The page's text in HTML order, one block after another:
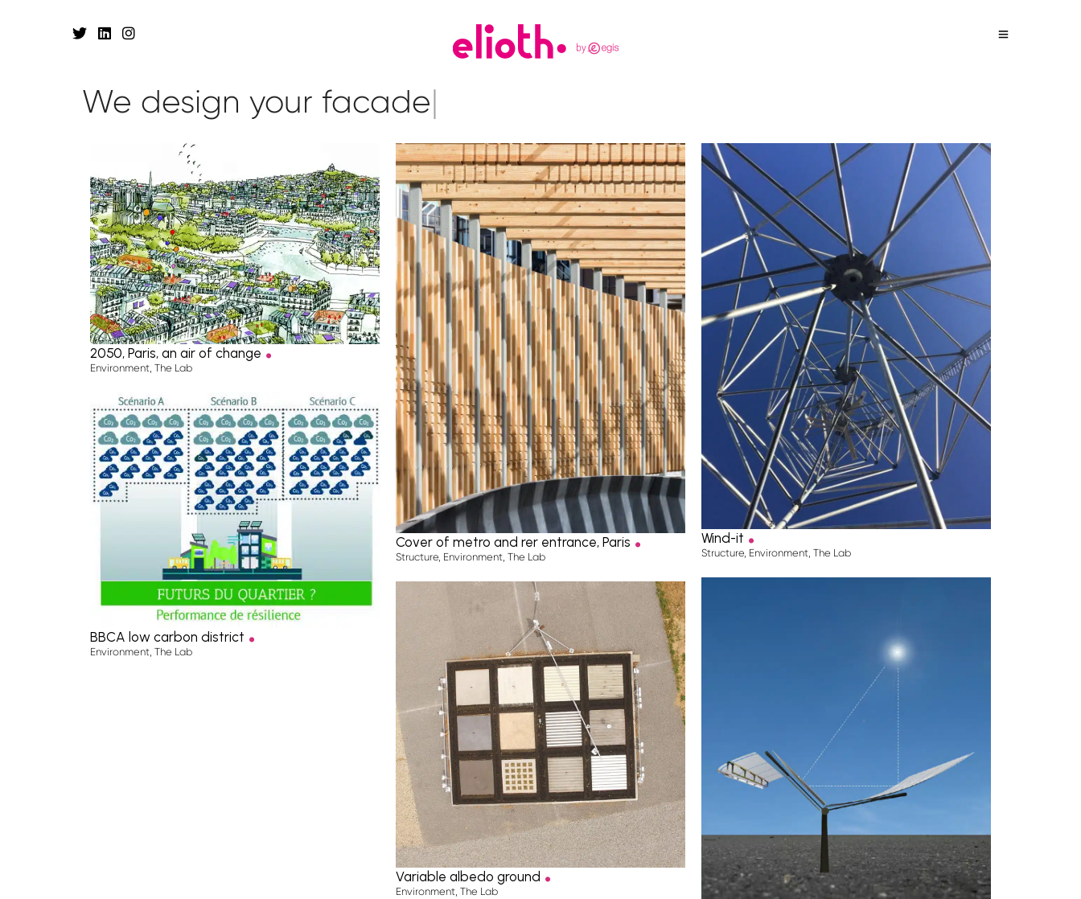
Projects
—
Our expertise
—
A unique team
History & publications
We design your facade|
2050, Paris, an air of change .
Environment The Lab
Cover of metro and rer entrance, Paris .
Structure Environment The Lab
Wind-it .
Structure, Environment, The Lab
BBCA low carbon district .
Environment The Lab
Variable albedo ground .
Environment, The Lab